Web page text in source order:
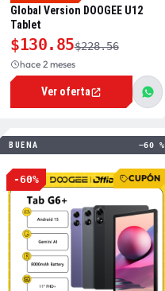
Global Version DOOGEE U12
Tablet
$130.85$228.56
hace 2 meses
Ver oferta
BUENA −60 %
-60% CUPÓN